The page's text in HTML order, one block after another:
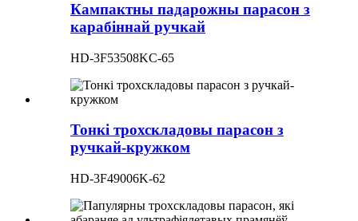
Кампактны падарожны парасон з
карабіннай ручкай
HD-3F53508KC-65
Тонкі трохскладовы парасон з
ручкай-кружком
HD-3F49006K-62